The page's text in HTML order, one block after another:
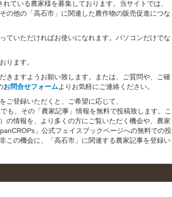
ている農家様を募集しております。当サイトでは、
の他の「高石市」に関連した農作物の販売促進につな
ていただければお使いになれます。パソコンだけでな
ります。
きますようお願い致します。または、ご質問や、ご確
お問合せフォームよりお気軽にご連絡ください。
ご登録いただくと、ご希望に応じて、
も、その「農家記事」情報を無料で投稿致します。こ
の情報を、より多くの方にご覧いただく機会や、農家
」公式フェイスブックページへの無料での投
この機会に、「高石市」に関連する農家記事を登録い